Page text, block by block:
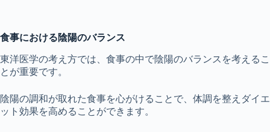
食事における陰陽のバランス
東洋医学の考え方では、食事の中で陰陽のバランスを考えるこ
とが重要です。
陰陽の調和が取れた食事を心がけることで、体調を整えダイエ
ット効果を高めることができます。